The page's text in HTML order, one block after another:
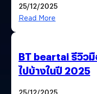
25/12/2025
Read More
BT beartai รีวิว
ไปบ้างในปี 2025
25/12/2025